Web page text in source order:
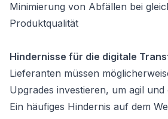
Minimierung von Abfällen bei
Produktqualität
Hindernisse für die digitale
Lieferanten müssen
Upgrades investieren, um agil
Ein häufiges Hindernis auf dem